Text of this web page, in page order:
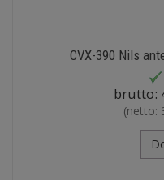
CVX-390 Nils
brutto:
(netto: